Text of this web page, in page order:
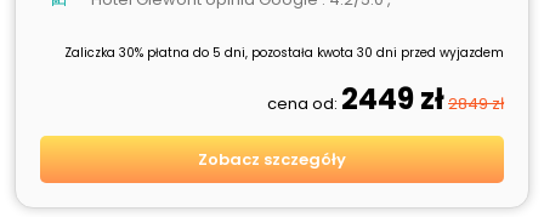
Zaliczka 30% płatna do 5 dni, pozostała kwota 30 dni przed wyjazdem
cena od: 2449 zł2849 zł
Zobacz szczegóły